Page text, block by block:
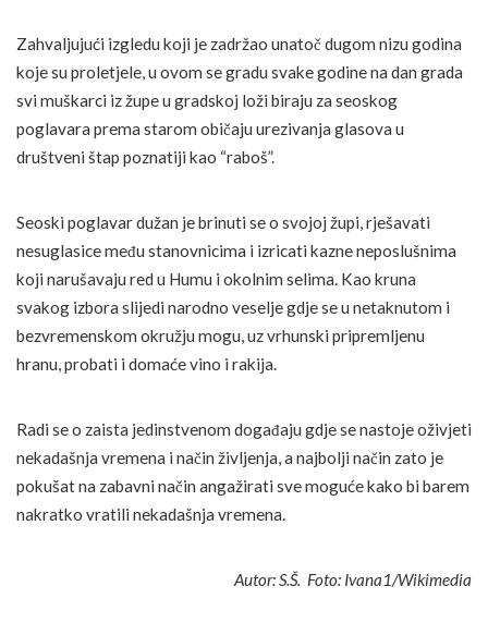
Zahvaljujući izgledu koji je zadržao unatoč dugom nizu godina
koje su proletjele, u ovom se gradu svake godine na dan grada
svi muškarci iz župe u gradskoj loži biraju za seoskog
poglavara prema starom običaju urezivanja glasova u
društveni štap poznatiji kao “raboš”.
Seoski poglavar dužan je brinuti se o svojoj župi, rješavati
nesuglasice među stanovnicima i izricati kazne neposlušnima
koji narušavaju red u Humu i okolnim selima. Kao kruna
svakog izbora slijedi narodno veselje gdje se u netaknutom i
bezvremenskom okružju mogu, uz vrhunski pripremljenu
hranu, probati i domaće vino i rakija.
Radi se o zaista jedinstvenom događaju gdje se nastoje oživjeti
nekadašnja vremena i način življenja, a najbolji način zato je
pokušat na zabavni način angažirati sve moguće kako bi barem
nakratko vratili nekadašnja vremena.
Autor: S.Š. Foto: Ivana1/Wikimedia